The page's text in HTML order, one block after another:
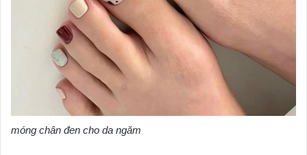
móng chân đen cho da ngăm